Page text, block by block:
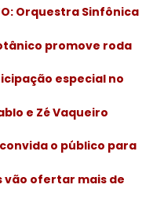
Orquestra Sinfônica
promove roda
especial no
e Zé Vaqueiro
o público para
vão ofertar mais de